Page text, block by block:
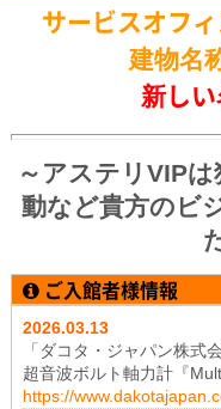
サービスオフ
建物名
新し
～アステリVIP
動など貴方のビ
ご入館者様情報
2026.03.13
「ダコタ・ジャパン株式
超音波ボルト軸力計『
https://